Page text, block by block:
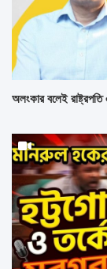
অলংকার বলেই